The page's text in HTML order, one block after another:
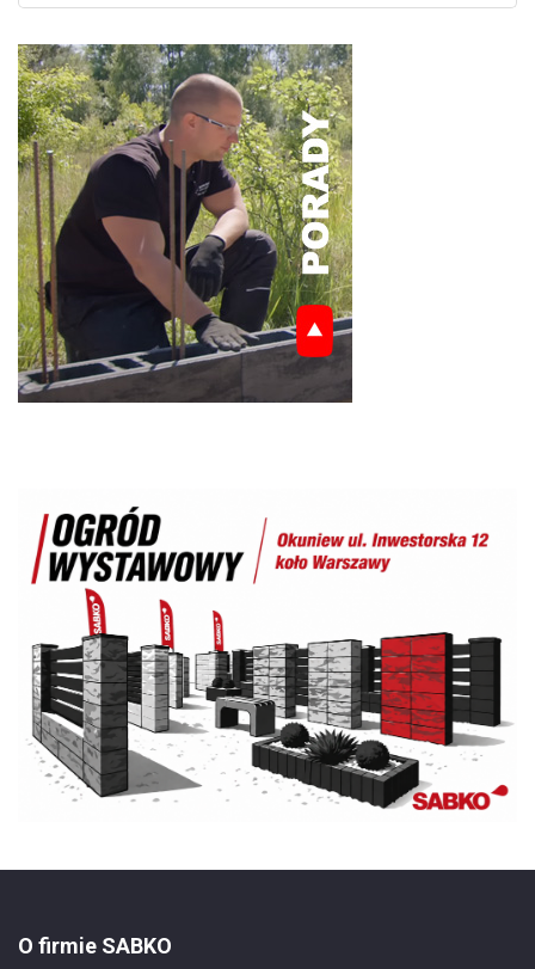
O firmie SABKO